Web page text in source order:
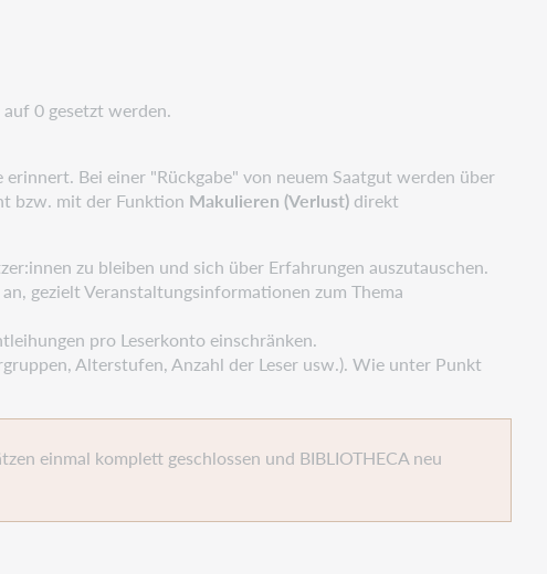
0 gesetzt werden.
Bei einer "Rückgabe" von neuem Saatgut werden über
bzw. mit der Funktion Makulieren (Verlust) direkt
zu bleiben und sich über Erfahrungen auszutauschen.
gezielt Veranstaltungsinformationen zum Thema
pro Leserkonto einschränken.
Alterstufen, Anzahl der Leser usw.). Wie unter Punkt
einmal komplett geschlossen und BIBLIOTHECA neu